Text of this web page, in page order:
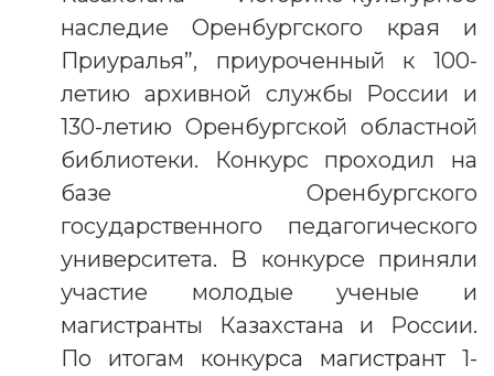
наследие Оренбургского края и
Приуралья”, приуроченный к 100-
летию архивной службы России и
130-летию Оренбургской областной
библиотеки. Конкурс проходил на
базе Оренбургского
государственного педагогического
университета. В конкурсе приняли
участие молодые ученые и
магистранты Казахстана и России.
По итогам конкурса магистрант 1-